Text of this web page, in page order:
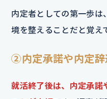
内定者としての第一歩は
境を整えることだと覚え
②内定承諾や内定辞
就活終了後は、内定承諾